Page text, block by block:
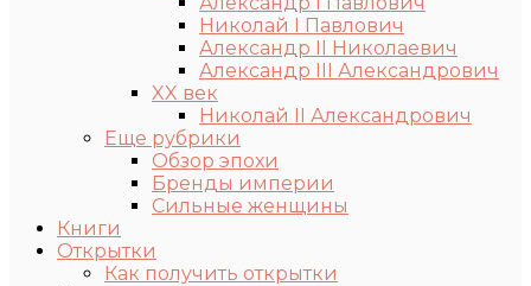
Николай I Павлович
Александр II Николаевич
Александр III Александрович
XX век
Николай II Александрович
Еще рубрики
Обзор эпохи
Бренды империи
Сильные женщины
Книги
Открытки
Как получить открытки